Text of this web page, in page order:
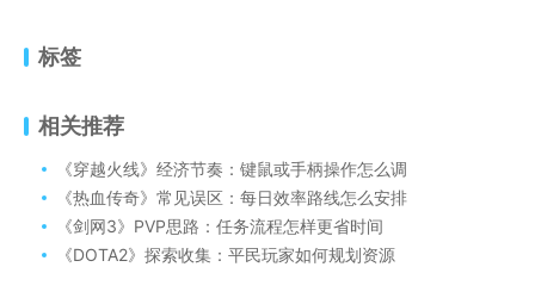
标签
相关推荐
《穿越火线》经济节奏：键鼠或手柄操作怎么调
《热血传奇》常见误区：每日效率路线怎么安排
《剑网3》PVP思路：任务流程怎样更省时间
《DOTA2》探索收集：平民玩家如何规划资源